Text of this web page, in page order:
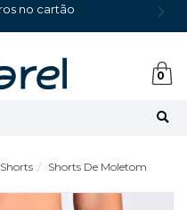
no cartão
0
Shorts De Moletom